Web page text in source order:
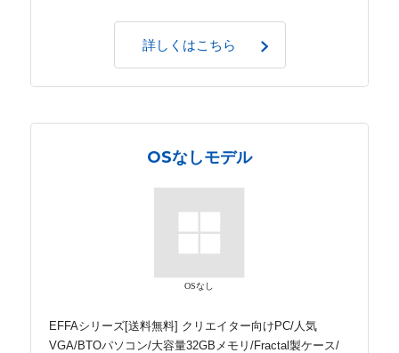
詳しくはこちら
OSなしモデル
OSなし
EFFAシリーズ[送料無料] クリエイター向けPC/人気
VGA/BTOパソコン/大容量32GBメモリ/Fractal製ケース/